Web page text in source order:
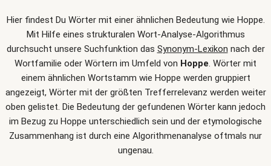
Hier findest Du Wörter mit einer ähnlichen Bedeutung wie Hoppe.
Mit Hilfe eines strukturalen Wort-Analyse-Algorithmus
durchsucht unsere Suchfunktion das Synonym-Lexikon nach der
Wortfamilie oder Wörtern im Umfeld von Hoppe. Wörter mit
einem ähnlichen Wortstamm wie Hoppe werden gruppiert
angezeigt, Wörter mit der größten Trefferrelevanz werden weiter
oben gelistet. Die Bedeutung der gefundenen Wörter kann jedoch
im Bezug zu Hoppe unterschiedlich sein und der etymologische
Zusammenhang ist durch eine Algorithmenanalyse oftmals nur
ungenau.